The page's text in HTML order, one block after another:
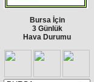
Bursa İçin
3 Günlük
Hava Durumu